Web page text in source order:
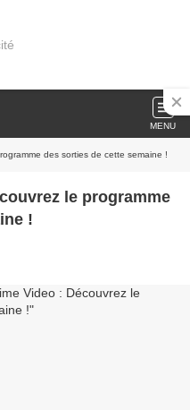
MENU
des sorties de cette semaine !
le programme
!